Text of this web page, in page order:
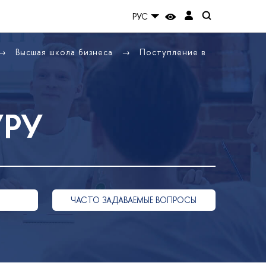
РУС
Высшая школа бизнеса Поступление в
ЧАСТО ЗАДАВАЕМЫЕ ВОПРОСЫ